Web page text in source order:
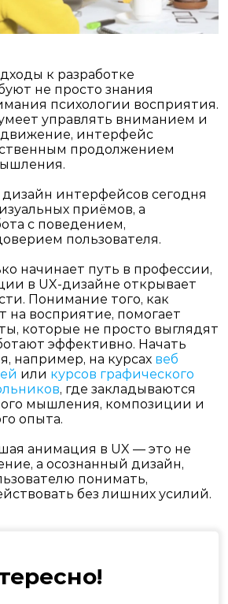
к разработке
не просто знания
психологии восприятия.
управлять вниманием и
интерфейс
продолжением
дизайн интерфейсов сегодня
приёмов, а
с поведением,
пользователя.
начинает путь в профессии,
в UX-дизайне открывает
Понимание того, как
на восприятие, помогает
которые не просто выглядят
эффективно. Начать
например, на курсах веб
или курсов графического
, где закладываются
мышления, композиции и
опыта.
анимация в UX — это не
а осознанный дизайн,
понимать,
без лишних усилий.